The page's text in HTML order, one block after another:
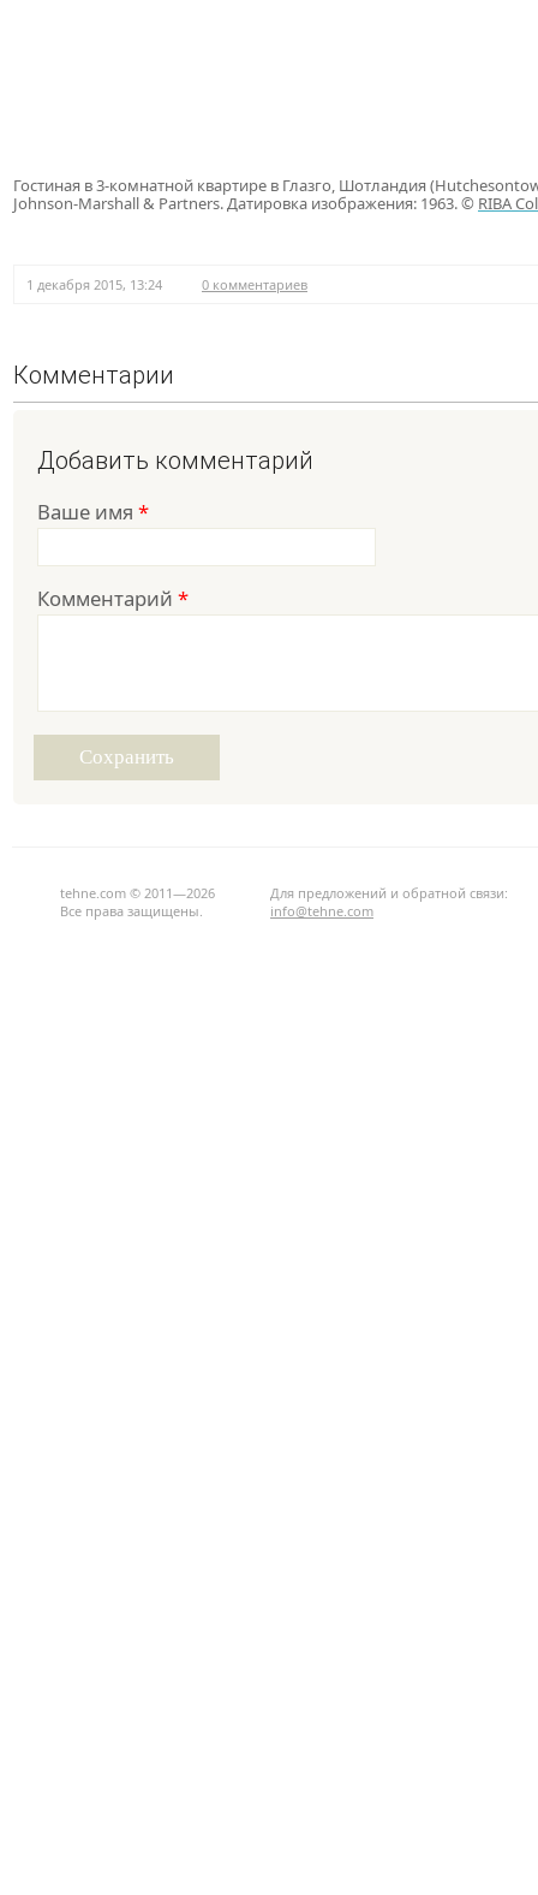
Гостиная в 3-комнатной квартире в Глазго, Шотландия
Johnson-Marshall & Partners. Датировка изображения: 1963. © RIBA
1 декабря 2015, 13:24 0 комментариев
Комментарии
Добавить комментарий
Ваше имя *
Комментарий *
tehne.com © 2011—2026
Все права защищены.
Для предложений и обратной связи:
info@tehne.com